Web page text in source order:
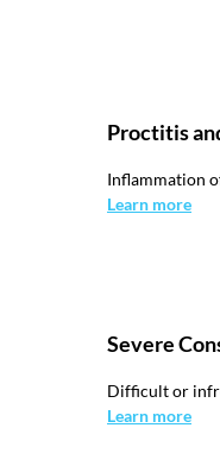
Proctitis and
Inflammation
Learn more
Severe
Difficult or
Learn more